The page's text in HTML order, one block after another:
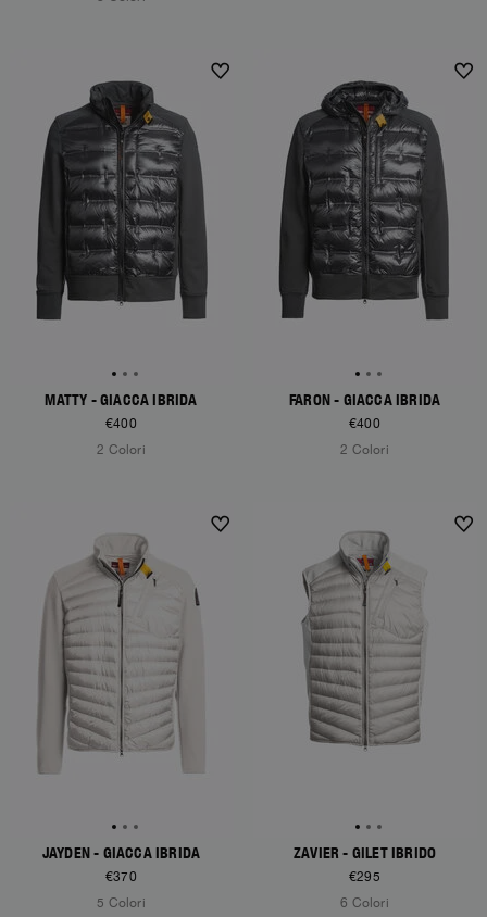
MATTY - GIACCA IBRIDA
€400
2 Colori
FARON - GIACCA IBRIDA
€400
2 Colori
JAYDEN - GIACCA IBRIDA
€370
5 Colori
ZAVIER - GILET IBRIDO
€295
6 Colori